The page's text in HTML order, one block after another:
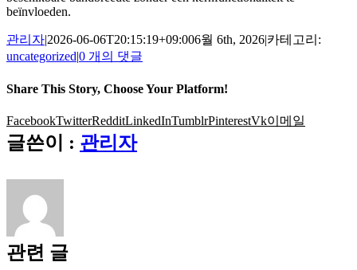
beïnvloeden.
관리자|2026-06-06T20:15:19+09:006월 6th, 2026|카테고리:
uncategorized|0 개의 댓글
Share This Story, Choose Your Platform!
FacebookTwitterRedditLinkedInTumblrPinterestVk이메일
글쓴이 : 관리자
관련 글